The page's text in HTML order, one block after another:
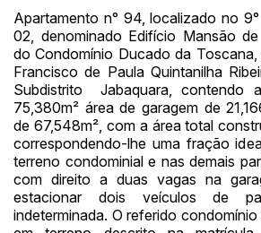
Apartamento n° 94, localizado no
02, denominado Edifício Mansão
do Condomínio Ducado da
Francisco de Paula Quintanilha
Subdistrito Jabaquara, contendo
75,380m² área de garagem de
de 67,548m², com a área total
correspondendo-lhe uma fração
terreno condominial e nas demais
com direito a duas vagas na
estacionar dois veículos de
indeterminada. O referido
Envie sua Proposta
(Art. 895, CPC)
Histórico de Propostas
Data
Habilite-se para efetuar lances
propostas